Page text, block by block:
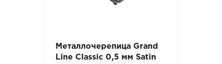
Металлочерепица Grand
Line Classic 0,5 мм Satin